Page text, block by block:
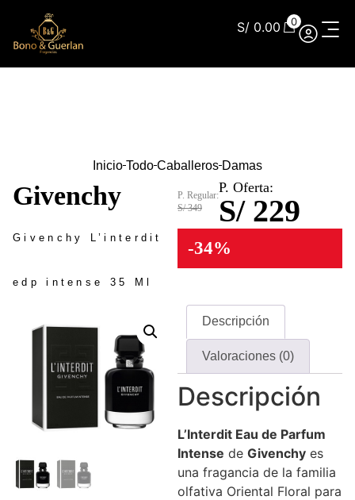
S/ 0.00 0
Inicio Todo Caballeros Damas
Givenchy
Givenchy L’interdit
edp intense 35 Ml
P. Regular:
S/ 349
P. Oferta:
S/ 229
-34%
Descripción
Valoraciones (0)
Descripción
L’Interdit Eau de Parfum
Intense de Givenchy es
una fragancia de la familia
olfativa Oriental Floral para